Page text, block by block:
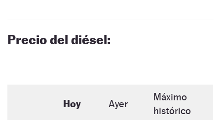
Precio del diésel:
Hoy Ayer
Máximo
histórico